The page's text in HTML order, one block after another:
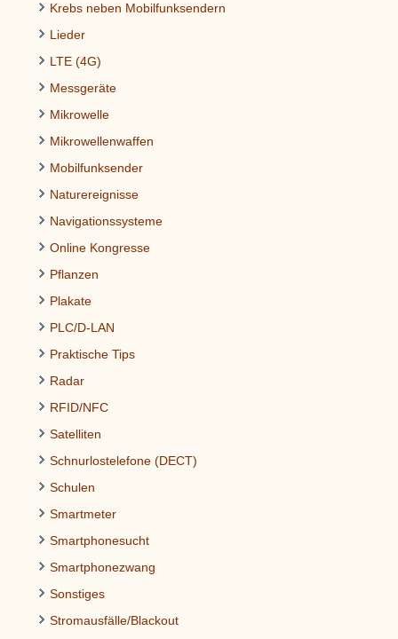
Krebs neben Mobilfunksendern
Lieder
LTE (4G)
Messgeräte
Mikrowelle
Mikrowellenwaffen
Mobilfunksender
Naturereignisse
Navigationssysteme
Online Kongresse
Pflanzen
Plakate
PLC/D-LAN
Praktische Tips
Radar
RFID/NFC
Satelliten
Schnurlostelefone (DECT)
Schulen
Smartmeter
Smartphonesucht
Smartphonezwang
Sonstiges
Stromausfälle/Blackout